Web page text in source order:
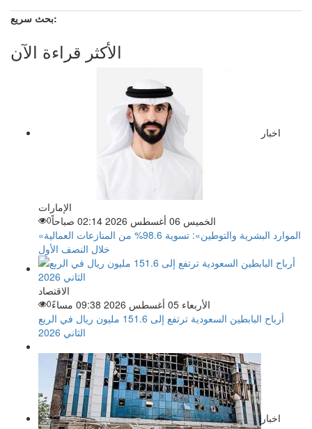
بحث سريع:
الأكثر قراءة الآن
اخبار
الإمارات
الخميس 06 أغسطس 2026 02:14 صباحاً
0
«الموارد البشرية والتوطين»: تسوية 98.6% من المنازعات العمالية
خلال النصف الأول
الاقتصاد
الأربعاء 05 أغسطس 2026 09:38 مساءً
0
أرباح البابطين السعودية ترتفع إلى 151.6 مليون ريال في الربع
الثاني 2026
اخبار